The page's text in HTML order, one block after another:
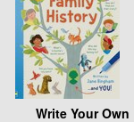
Write Your Own